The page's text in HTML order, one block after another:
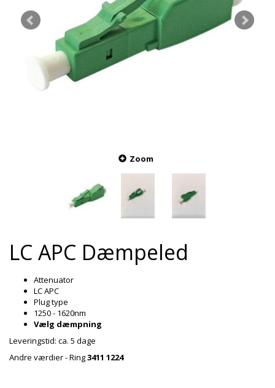
Zoom
LC APC Dæmpeled
Attenuator
LC APC
Plug type
1250 - 1620nm
Vælg dæmpning
Leveringstid: ca. 5 dage
Andre værdier - Ring3411 1224